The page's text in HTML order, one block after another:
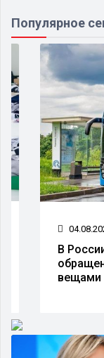
Популярное
04.08.2026
В России
обращения
вещами